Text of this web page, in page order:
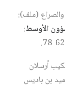
والصراع (ملف):
الأوسط:
أرسلان
بن باديس